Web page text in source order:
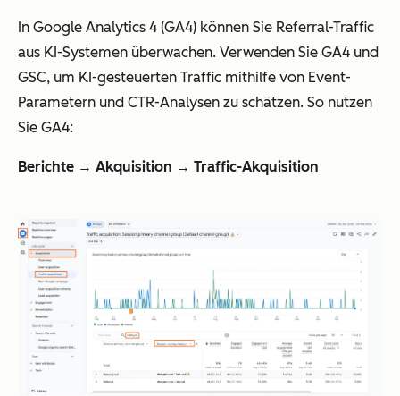
In Google Analytics 4 (GA4) können Sie Referral-Traffic
aus KI-Systemen überwachen. Verwenden Sie GA4 und
GSC, um KI-gesteuerten Traffic mithilfe von Event-
Parametern und CTR-Analysen zu schätzen. So nutzen
Sie GA4:
Berichte → Akquisition → Traffic-Akquisition